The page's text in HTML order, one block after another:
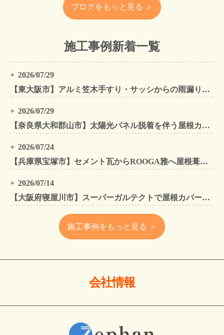
ブログをもっと見る ＞
施工事例新着一覧
2026/07/29
【東大阪市】アルミ笠木手すり・サッシからの雨漏りを解消｜外壁金属サイディングカバー工法
2026/07/29
【奈良県大和郡山市】太陽光パネル脱着を伴う屋根カバー工法・外壁カバー工法・外壁塗装工事｜スーパーガルテクト施工事例
2026/07/24
【兵庫県宝塚市】セメント瓦からROOGA雅へ屋根葺き替え モダングレーで軽量化・外壁塗装も同時施工
2026/07/14
【大阪府寝屋川市】スーパーガルテクトで屋根カバー工法・外壁塗装・雨樋工事｜住まいをトータルリフォームした施工事例
施工事例をもっと見る ＞
会社情報